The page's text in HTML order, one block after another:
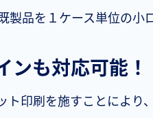
品を１ケース単位の小
ンも対応可能！
ト印刷を施すことによ